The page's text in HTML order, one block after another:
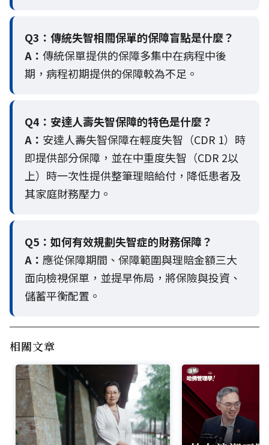
Q3： 傳統失智相關保單的保障盲點是什麼？
A： 傳統保單提供的保障多集中在病程中後
期，病程初期提供的保障較為不足。
Q4： 安達人壽失智保障的特色是什麼？
A： 安達人壽失智保障在輕度失智（CDR 1）時
即提供部分保障，並在中重度失智（CDR 2以
上）時一次性提供整筆理賠給付，降低患者及
其家庭財務壓力。
Q5： 如何有效規劃失智症的財務保障？
A： 應從保障期間、保障範圍與理賠金額三大
面向檢視保單，並提早佈局，將保險與投資、
儲蓄平衡配置。
相關文章